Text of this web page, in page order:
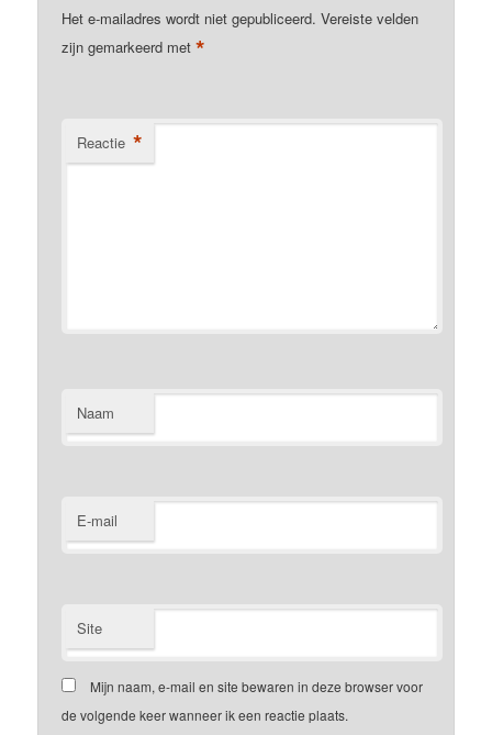
Het e-mailadres wordt niet gepubliceerd. Vereiste velden
zijn gemarkeerd met*
Reactie *
Naam
E-mail
Site
Mijn naam, e-mail en site bewaren in deze browser voor
de volgende keer wanneer ik een reactie plaats.